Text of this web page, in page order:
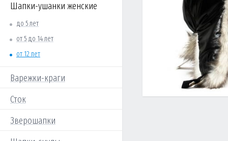
Шапки-ушанки женские
до 5 лет
от 5 до 14 лет
от 12 лет
Варежки-краги
Сток
Зверошапки